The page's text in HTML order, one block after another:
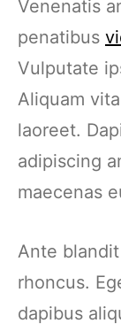
Venenatis
penatibus
Vulputate
Aliquam
laoreet.
adipiscing
maecenas
Ante
rhoncus.
dapibus